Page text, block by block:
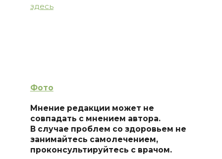
здесь
Фото
Мнение редакции может не
совпадать с мнением автора.
В случае проблем со здоровьем не
занимайтесь самолечением,
проконсультируйтесь с врачом.